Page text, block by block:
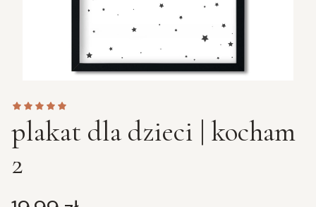
plakat dla dzieci | kocham
2